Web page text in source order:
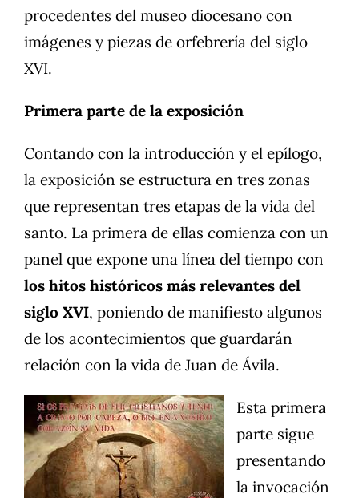
procedentes del museo diocesano con
imágenes y piezas de orfebrería del siglo
XVI.
Primera parte de la exposición
Contando con la introducción y el epílogo,
la exposición se estructura en tres zonas
que representan tres etapas de la vida del
santo. La primera de ellas comienza con un
panel que expone una línea del tiempo con
los hitos históricos más relevantes del
siglo XVI, poniendo de manifiesto algunos
de los acontecimientos que guardarán
relación con la vida de Juan de Ávila.
Esta primera
parte sigue
presentando
la invocación